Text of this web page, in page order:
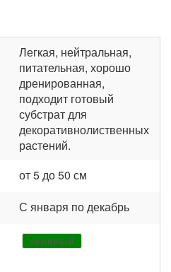
Легкая, нейтральная,
питательная, хорошо
дренированная,
подходит готовый
субстрат для
декоративнолиственных
растений.
от 5 до 50 см
С января по декабрь
зеленый